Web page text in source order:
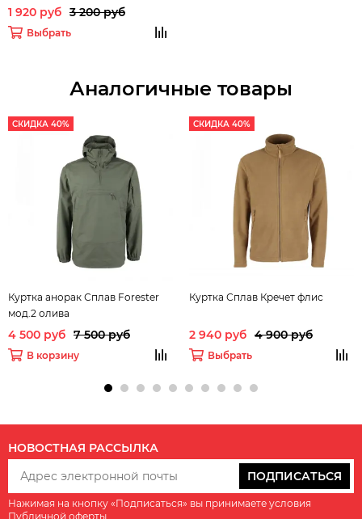
1 920 руб 3 200 руб
Выбрать
Аналогичные товары
СКИДКА 40%
Куртка анорак Сплав Forester
мод.2 олива
4 500 руб 7 500 руб
В корзину
СКИДКА 40%
Куртка Сплав Кречет флис
2 940 руб 4 900 руб
Выбрать
НОВОСТНАЯ РАССЫЛКА
ПОДПИСАТЬСЯ
Нажимая на кнопку «Подписаться» вы принимаете условия
Публичной оферты